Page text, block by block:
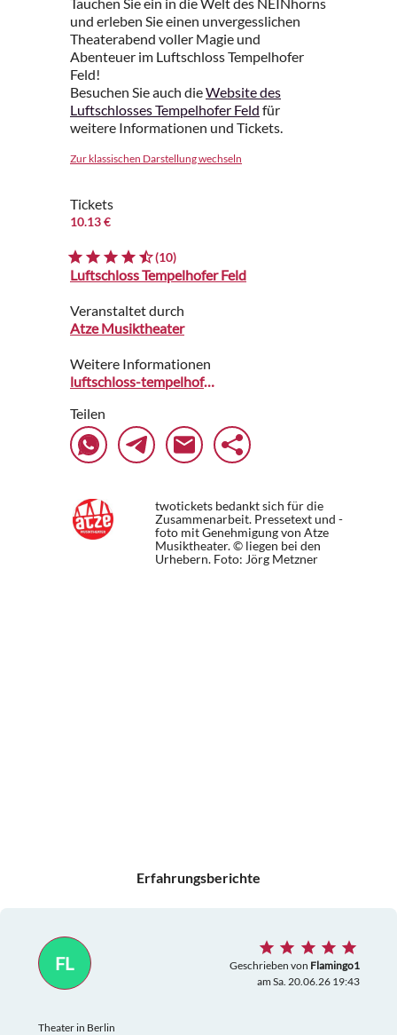
und erleben Sie einen unvergesslichen
Theaterabend voller Magie und
Abenteuer im Luftschloss Tempelhofer
Feld!
Besuchen Sie auch dieWebsite des
Luftschlosses Tempelhofer Feld für
weitere Informationen und Tickets.
Zur klassischen Darstellung wechseln
Tickets
10.13 €
(10)
Luftschloss Tempelhofer Feld
Veranstaltet durch
Atze Musiktheater
Weitere Informationen
luftschloss-tempelhoferfeld.de
Teilen
twotickets bedankt sich für die
Zusammenarbeit. Pressetext und -
foto mit Genehmigung von Atze
Musiktheater. © liegen bei den
Urhebern. Foto: Jörg Metzner
Erfahrungsberichte
FL Geschrieben von Flamingo1
am Sa. 20.06.26 19:43
Theater in Berlin